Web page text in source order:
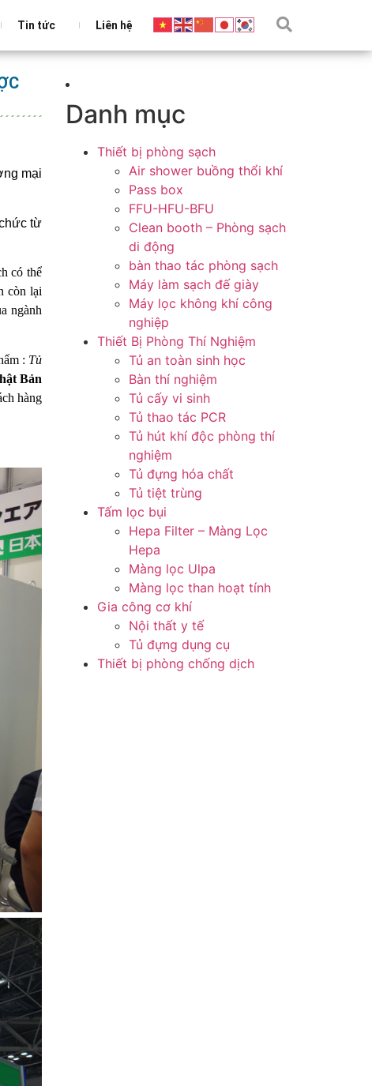
Tin tức Liên hệ
mại
từ
có thể
còn lại
ngành
: Tủ
Bản
hàng
Danh mục
Thiết bị phòng sạch
Air shower buồng thổi khí
Pass box
FFU-HFU-BFU
Clean booth – Phòng sạch
di động
bàn thao tác phòng sạch
Máy làm sạch đế giày
Máy lọc không khí công
nghiệp
Thiết Bị Phòng Thí Nghiệm
Tủ an toàn sinh học
Bàn thí nghiệm
Tủ cấy vi sinh
Tủ thao tác PCR
Tủ hút khí độc phòng thí
nghiệm
Tủ đựng hóa chất
Tủ tiệt trùng
Tấm lọc bụi
Hepa Filter – Màng Lọc
Hepa
Màng lọc Ulpa
Màng lọc than hoạt tính
Gia công cơ khí
Nội thất y tế
Tủ đựng dụng cụ
Thiết bị phòng chống dịch